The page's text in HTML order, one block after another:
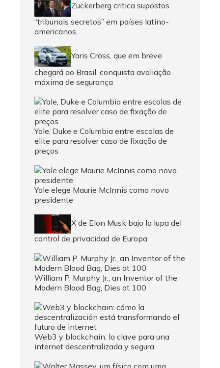
Zuckerberg critica supostos
“tribunais secretos” em países latino-
americanos
Yaris Cross, que em breve
chegará ao Brasil, conquista avaliação
máxima de segurança
Yale, Duke e Columbia entre escolas de
elite para resolver caso de fixação de
preços
Yale elege Maurie McInnis como novo
presidente
X de Elon Musk bajo la lupa del
control de privacidad de Europa
William P. Murphy Jr., an Inventor of the
Modern Blood Bag, Dies at 100
Web3 y blockchain: la clave para una
internet descentralizada y segura